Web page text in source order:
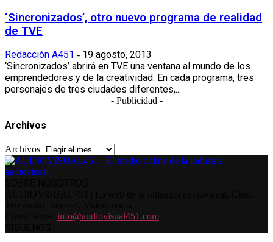
‘Sincronizados’, otro nuevo programa de realidad
de TVE
Redacción A451 - 19 agosto, 2013
‘Sincronizados’ abrirá en TVE una ventana al mundo de los
emprendedores y de la creatividad. En cada programa, tres
personajes de tres ciudades diferentes,...
- Publicidad -
Archivos
Archivos
info@audiovisual451.com